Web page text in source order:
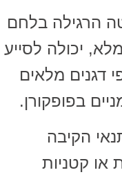
הרגילה בלחם
יכולה לסייע
דגנים מלאים
בפופקורן.
הקיבה
או קטניות